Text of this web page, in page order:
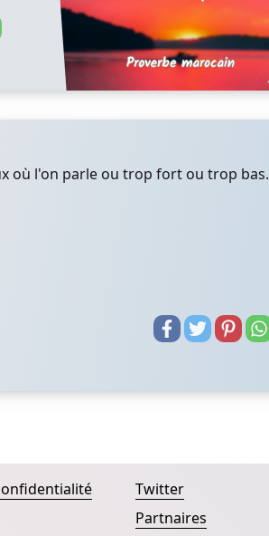
où l'on parle ou trop fort ou trop bas.
Twitter
Partnaires